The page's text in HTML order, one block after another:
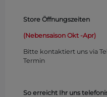
Store Öffnungszeiten
(Nebensaison Okt -Apr)
Bitte kontaktiert uns via
Termin
So erreicht Ihr uns